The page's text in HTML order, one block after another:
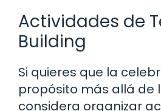
Actividades de
Building
Si quieres que la
propósito más allá de
considera organizar